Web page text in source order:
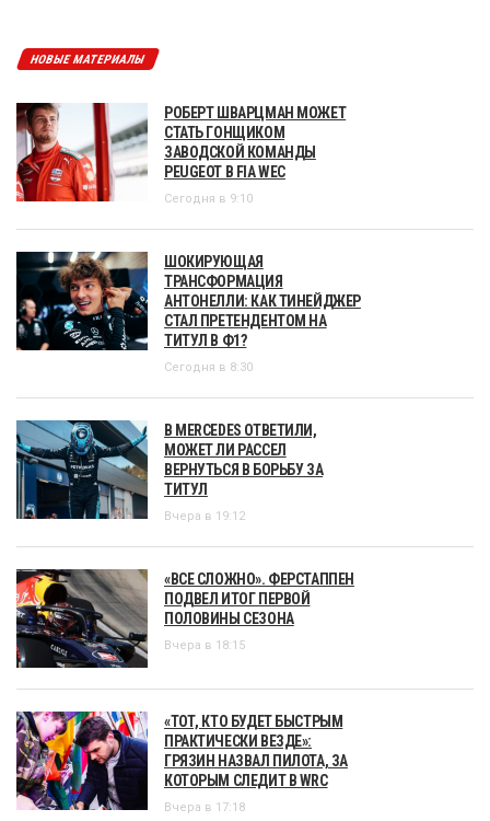
НОВЫЕ МАТЕРИАЛЫ
РОБЕРТ ШВАРЦМАН МОЖЕТ
СТАТЬ ГОНЩИКОМ
ЗАВОДСКОЙ КОМАНДЫ
PEUGEOT В FIA WEC
Сегодня в 9:10
ШОКИРУЮЩАЯ
ТРАНСФОРМАЦИЯ
АНТОНЕЛЛИ: КАК ТИНЕЙДЖЕР
СТАЛ ПРЕТЕНДЕНТОМ НА
ТИТУЛ В Ф1?
Сегодня в 8:30
В MERCEDES ОТВЕТИЛИ,
МОЖЕТ ЛИ РАССЕЛ
ВЕРНУТЬСЯ В БОРЬБУ ЗА
ТИТУЛ
Вчера в 19:12
«ВСЕ СЛОЖНО». ФЕРСТАППЕН
ПОДВЕЛ ИТОГ ПЕРВОЙ
ПОЛОВИНЫ СЕЗОНА
Вчера в 18:15
«ТОТ, КТО БУДЕТ БЫСТРЫМ
ПРАКТИЧЕСКИ ВЕЗДЕ»:
ГРЯЗИН НАЗВАЛ ПИЛОТА, ЗА
КОТОРЫМ СЛЕДИТ В WRC
Вчера в 17:18